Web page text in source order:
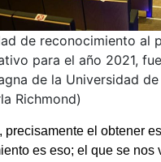
de reconocimiento al
para el año 2021,
de la Universidad
Richmond)
precisamente el obtener
es eso; el que se nos